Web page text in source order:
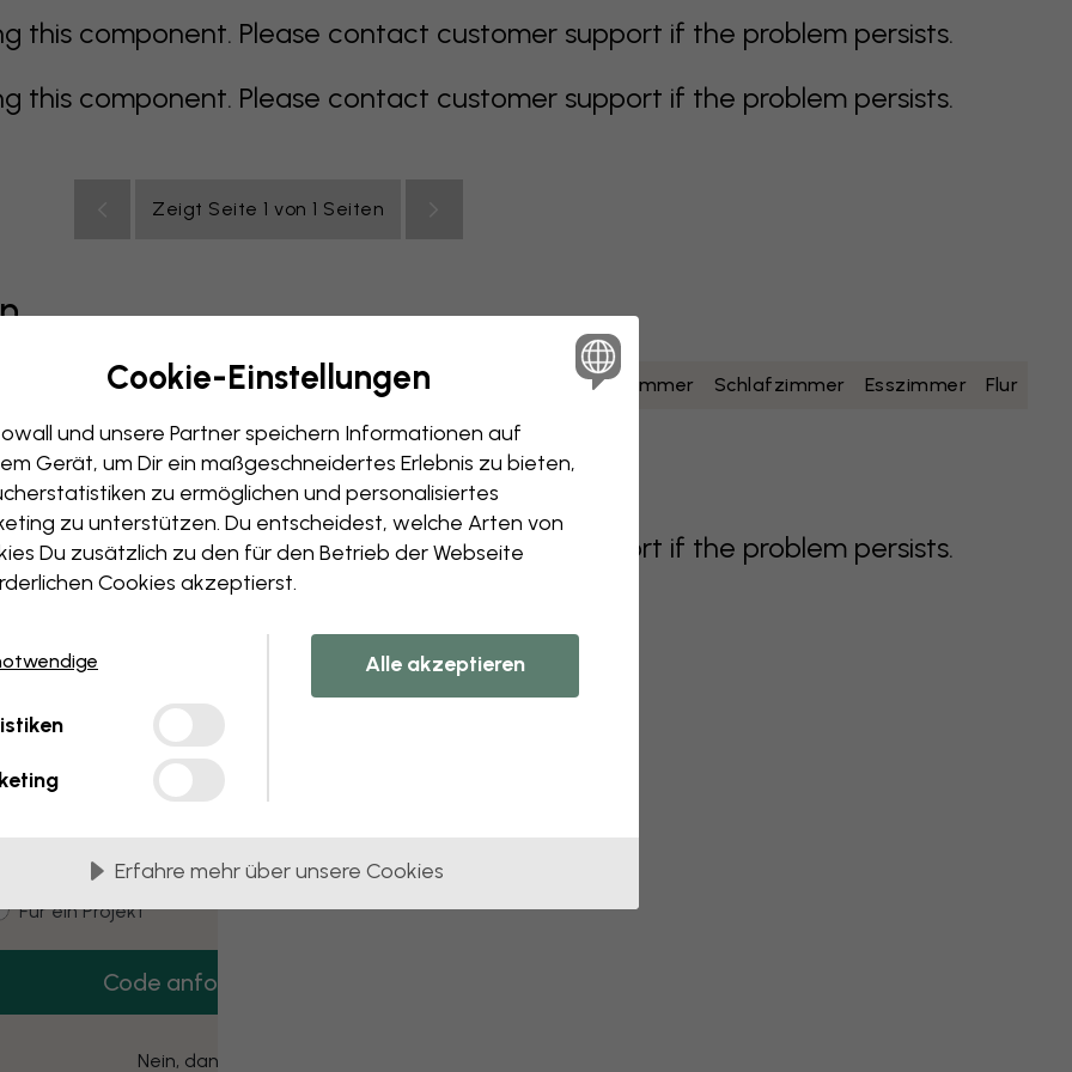
this component. Please contact customer support if the problem persists.
this component. Please contact customer support if the problem persists.
Zeigt Seite 1 von 1 Seiten
bunt orange rosa lila rot türkis Badezimmer Schlafzimmer Esszimmer Flur
Büro Jugendzimmer Dächer
this component. Please contact customer support if the problem persists.
Cookie-Einstellungen
und unsere Partner speichern Informationen auf
Gerät, um Dir ein maßgeschneidertes Erlebnis zu bieten,
zu ermöglichen und personalisiertes
zu unterstützen. Du entscheidest, welche Arten von
Du zusätzlich zu den für den Betrieb der Webseite
Cookies akzeptierst.
Alle akzeptieren
Erfahre mehr über unsere Cookies
3 kostenlose Muster
dir 3 Tapetenmuster gratis nach Hause.
type
Für mich
Für ein Projekt
Code anfordern
Nein, danke